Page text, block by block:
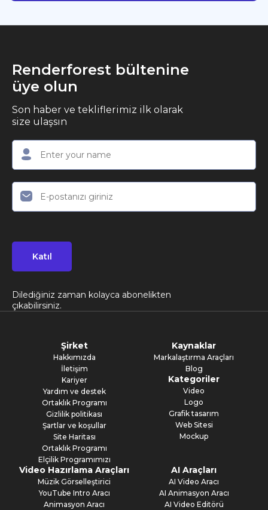
Renderforest bültenine
üye olun
Son haber ve tekliflerimiz ilk olarak
size ulaşsın
Katıl
Dilediğiniz zaman kolayca abonelikten
çıkabilirsiniz.
Şirket
Hakkımızda
İletişim
Kariyer
Yardım ve destek
Ortaklık Programı
Gizlilik politikası
Şartlar ve koşullar
Site Haritası
Ortaklık Programı
Elçilik Programımızı
Kaynaklar
Markalaştırma Araçları
Blog
Kategoriler
Video
Logo
Grafik tasarım
Web Sitesi
Mockup
Video Hazırlama Araçları
Müzik Görselleştirici
YouTube Intro Aracı
Animasyon Aracı
AI Araçları
AI Video Aracı
AI Animasyon Aracı
AI Video Editörü